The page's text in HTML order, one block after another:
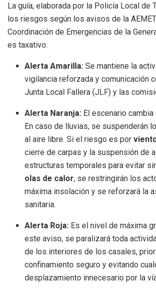
La guía, elaborada por la Policía Local de
los riesgos según los avisos de la
Coordinación de Emergencias de la
es taxativo:
Alerta Amarilla: Se mantiene la
vigilancia reforzada y comunicación
Junta Local Fallera (JLF) y las
Alerta Naranja: El escenario
En caso de lluvias, se suspenderán
al aire libre. Si el riesgo es por
cierre de carpas y la suspensión de
estructuras temporales para evitar
olas de calor, se restringirán los
máxima insolación y se reforzará la
sanitaria.
Alerta Roja: Es el nivel de máxima
este aviso, se paralizará toda
de los interiores de los casales,
confinamiento seguro y evitando
desplazamiento innecesario por la